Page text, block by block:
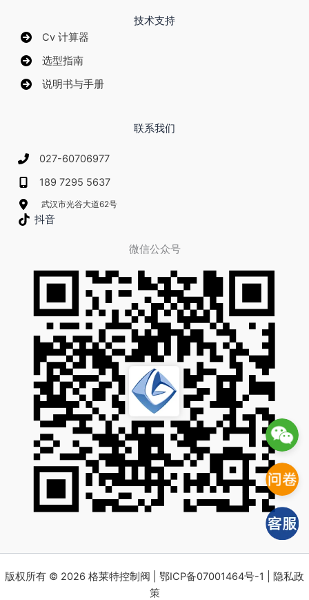
技术支持
Cv 计算器
选型指南
说明书与手册
联系我们
027-60706977
189 7295 5637
武汉市光谷大道62号
抖音
微信公众号
版权所有 © 2026 格莱特控制阀 | 鄂ICP备07001464号-1
隐私政
策